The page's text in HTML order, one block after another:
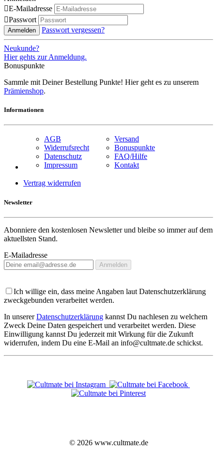
E-Mailadresse
Passwort
Anmelden Passwort vergessen?
Neukunde?
Hier gehts zur Anmeldung.
Bonuspunkte
Sammle mit Deiner Bestellung Punkte! Hier geht es zu unserem
Prämienshop.
Informationen
AGB
Widerrufsrecht
Datenschutz
Impressum
Versand
Bonuspunkte
FAQ/Hilfe
Kontakt
Vertrag widerrufen
Newsletter
Abonniere den kostenlosen Newsletter und bleibe so immer auf dem
aktuellsten Stand.
E-Mailadresse
Anmelden
Ich willige ein, dass meine Angaben laut Datenschutzerklärung
zweckgebunden verarbeitet werden.
In unsererDatenschutzerklärung kannst Du nachlesen zu welchem
Zweck Deine Daten gespeichert und verarbeitet werden. Diese
Einwilligung kannst Du jederzeit mit Wirkung für die Zukunft
widerrufen, indem Du eine E-Mail an info@cultmate.de schickst.
© 2026 www.cultmate.de